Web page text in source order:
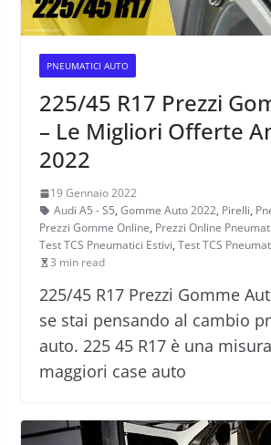
PNEUMATICI AUTO
225/45 R17 Prezzi
– Le Migliori Offerte
2022
19 Gennaio 2022
Audi A5 - S5, Gomme Auto 2022, Pirelli,
Prezzi Gomme Online, Prezzi Online
Test TCS Pneumatici Estivi, Test TCS
3 min read
225/45 R17 Prezzi Gomme
se stai pensando al cambio
auto. 225 45 R17 è una
maggiori case auto